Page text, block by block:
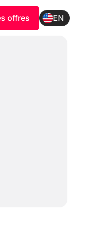
offres EN